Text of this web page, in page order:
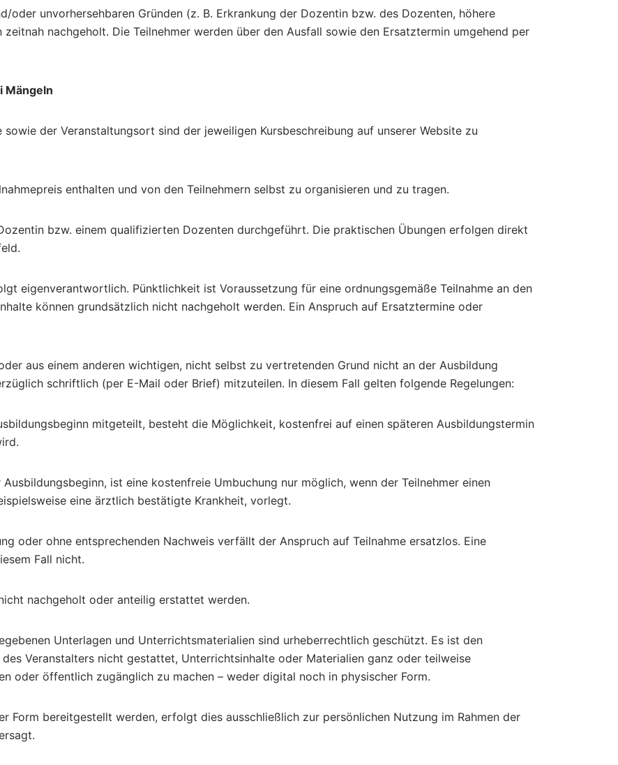
oder unvorhersehbaren Gründen (z. B. Erkrankung der Dozentin bzw. des Dozenten, höhere
nachgeholt. Die Teilnehmer werden über den Ausfall sowie den Ersatztermin umgehend per
Mängeln
der Veranstaltungsort sind der jeweiligen Kursbeschreibung auf unserer Website zu
enthalten und von den Teilnehmern selbst zu organisieren und zu tragen.
bzw. einem qualifizierten Dozenten durchgeführt. Die praktischen Übungen erfolgen direkt
eigenverantwortlich. Pünktlichkeit ist Voraussetzung für eine ordnungsgemäße Teilnahme an den
können grundsätzlich nicht nachgeholt werden. Ein Anspruch auf Ersatztermine oder
aus einem anderen wichtigen, nicht selbst zu vertretenden Grund nicht an der Ausbildung
schriftlich (per E-Mail oder Brief) mitzuteilen. In diesem Fall gelten folgende Regelungen:
mitgeteilt, besteht die Möglichkeit, kostenfrei auf einen späteren Ausbildungstermin
ist eine kostenfreie Umbuchung nur möglich, wenn der Teilnehmer einen
eine ärztlich bestätigte Krankheit, vorlegt.
oder ohne entsprechenden Nachweis verfällt der Anspruch auf Teilnahme ersatzlos. Eine
Fall nicht.
nachgeholt oder anteilig erstattet werden.
Unterlagen und Unterrichtsmaterialien sind urheberrechtlich geschützt. Es ist den
Veranstalters nicht gestattet, Unterrichtsinhalte oder Materialien ganz oder teilweise
oder öffentlich zugänglich zu machen – weder digital noch in physischer Form.
Form bereitgestellt werden, erfolgt dies ausschließlich zur persönlichen Nutzung im Rahmen der